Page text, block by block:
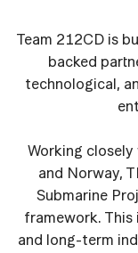
Team 212CD is
backed
technological,
Working
and Norway,
Submarine
framework. This
and long-term